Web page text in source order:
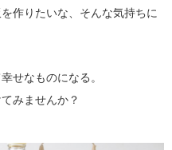
作りたいな、そんな気持ちに
せなものになる。
みませんか？